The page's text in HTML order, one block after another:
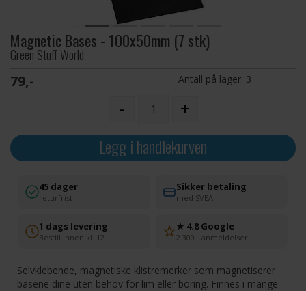
Magnetic Bases - 100x50mm (7 stk)
Green Stuff World
79,- Antall på lager: 3
- +
Legg i handlekurven
45 dager
returfrist
Sikker betaling
med SVEA
1 dags levering
Bestill innen kl. 12
★ 4.8 Google
2 300+ anmeldelser
Selvklebende, magnetiske klistremerker som magnetiserer
basene dine uten behov for lim eller boring. Finnes i mange